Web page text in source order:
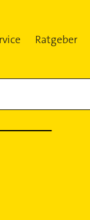
Ratgeber